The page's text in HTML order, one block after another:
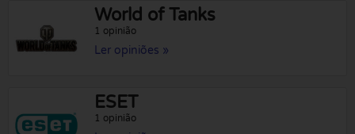
World of Tanks
1 opinião
Ler opiniões »
ESET
1 opinião